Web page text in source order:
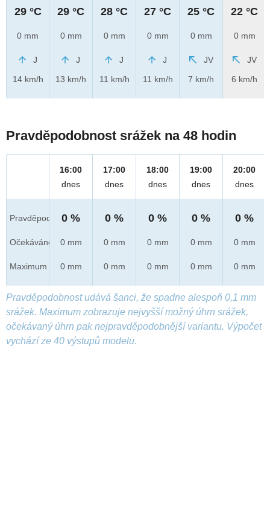
29 °C
0 mm
J
14 km/h
29 °C
0 mm
J
13 km/h
28 °C
0 mm
J
11 km/h
27 °C
0 mm
J
11 km/h
25 °C
0 mm
JV
7 km/h
22 °C
0 mm
JV
6 km/h
Pravděpodobnost srážek na 48 hodin
Pravděpod.
Očekáváno
Maximum
16:00
dnes
0 %
0 mm
0 mm
17:00
dnes
0 %
0 mm
0 mm
18:00
dnes
0 %
0 mm
0 mm
19:00
dnes
0 %
0 mm
0 mm
20:00
dnes
0 %
0 mm
0 mm
Pravděpodobnost udává šanci, že spadne alespoň 0,1 mm
srážek. Maximum zobrazuje nejvyšší možný úhrn srážek,
očekávaný úhrn pak nejpravděpodobnější variantu. Výpočet
vychází ze 40 výstupů modelu.